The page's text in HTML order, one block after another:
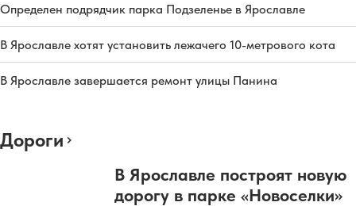
Определен подрядчик парка Подзеленье в Ярославле
В Ярославле хотят установить лежачего 10-метрового кота
В Ярославле завершается ремонт улицы Панина
Дороги
В Ярославле построят новую
дорогу в парке «Новоселки»